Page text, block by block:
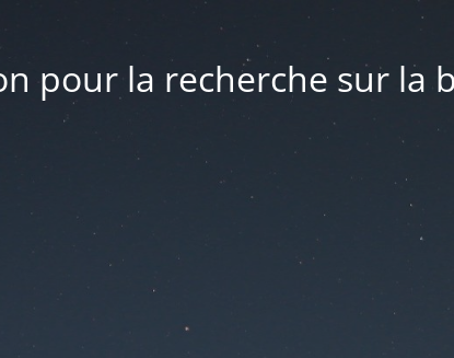
pour la recherche sur la